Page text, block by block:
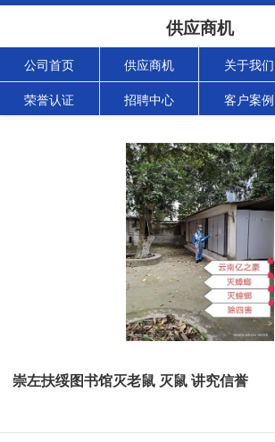
供应商机
公司首页 供应商机 关于我们
荣誉认证 招聘中心 客户案例
崇左扶绥图书馆灭老鼠 灭鼠 讲究信誉